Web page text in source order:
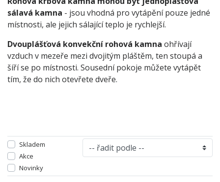
sálavá kamna - jsou vhodná pro vytápění pouze jedné
místnosti, ale jejich sálající teplo je rychlejší.
Dvouplášťová konvekční rohová kamna ohřívají
vzduch v mezeře mezi dvojitým pláštěm, ten stoupá a
šíří se po místnosti. Sousední pokoje můžete vytápět
tím, že do nich otevřete dveře.
Skladem
Akce
Novinky